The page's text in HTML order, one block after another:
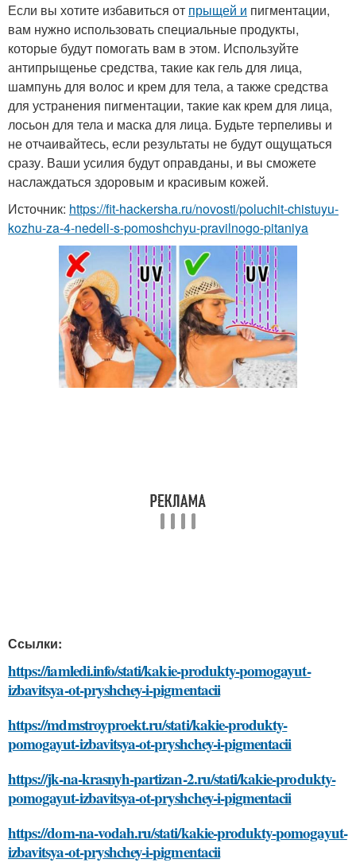
Если вы хотите избавиться от прыщей и пигментации,
вам нужно использовать специальные продукты,
которые будут помогать вам в этом. Используйте
антипрыщенье средства, такие как гель для лица,
шампунь для волос и крем для тела, а также средства
для устранения пигментации, такие как крем для лица,
лосьон для тела и маска для лица. Будьте терпеливы и
не отчаивайтесь, если результаты не будут ощущаться
сразу. Ваши усилия будут оправданы, и вы сможете
наслаждаться здоровым и красивым кожей.
Источник: https://fit-hackersha.ru/novosti/poluchit-chistuyu-
kozhu-za-4-nedeli-s-pomoshchyu-pravilnogo-pitaniya
Ссылки:
https://iamledi.info/stati/kakie-produkty-pomogayut-
izbavitsya-ot-pryshchey-i-pigmentacii
https://mdmstroyproekt.ru/stati/kakie-produkty-
pomogayut-izbavitsya-ot-pryshchey-i-pigmentacii
https://jk-na-krasnyh-partizan-2.ru/stati/kakie-produkty-
pomogayut-izbavitsya-ot-pryshchey-i-pigmentacii
https://dom-na-vodah.ru/stati/kakie-produkty-pomogayut-
izbavitsya-ot-pryshchey-i-pigmentacii